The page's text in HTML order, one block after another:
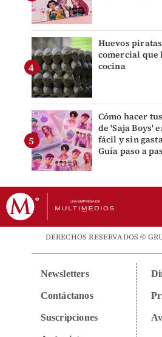
Huevos
comercial que
cocina
Cómo hacer
de 'Saja Boys'
fácil y sin
Guía paso a
DERECHOS RESERVADOS ©
Newsletters
Contáctanos
Suscripciones